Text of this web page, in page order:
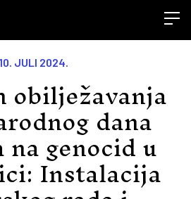
10. JULI 2024.
obilježavanja
dana
genocid u
Instalacija